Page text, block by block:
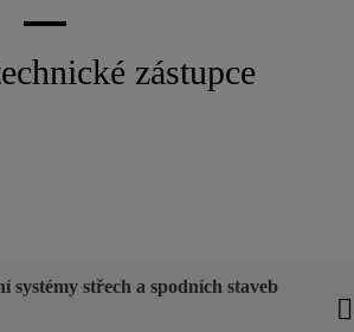
zástupce
systémy střech a spodních staveb